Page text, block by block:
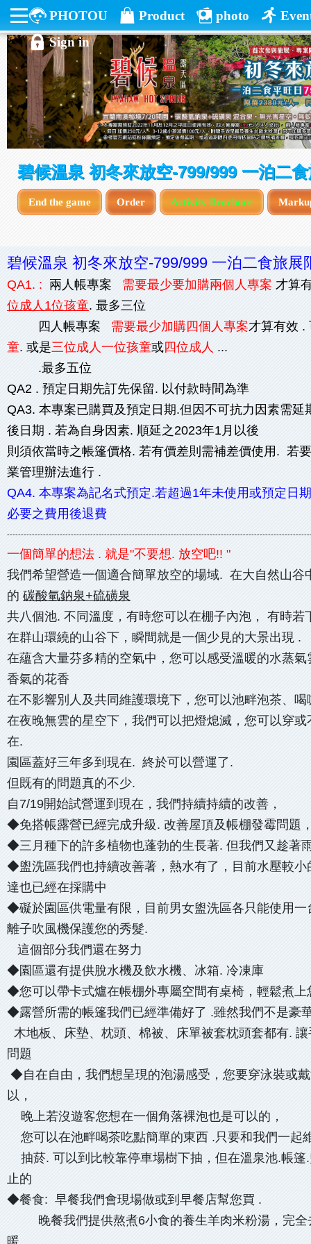
PHOTOU Product photo
Sign in
碧候溫泉 初冬來放空-799/999 一泊二
End the game Order Activity Brochure
碧候溫泉 初冬來放空-799/999 一泊二食旅展
QA1. : 兩人帳專案 需要最少要加購兩個人專案 才算
位成人1位孩童. 最多三位
四人帳專案 需要最少加購四個人專案才算有效 .
童. 或是三位成人一位孩童或四位成人 ...
.最多五位
QA2 . 預定日期先訂先保留. 以付款時間為準
QA3. 本專案已購買及預定日期.但因不可抗力因素需延
後日期 . 若為自身因素. 順延之2023年1月以後
則須依當時之帳篷價格. 若有價差則需補差價使用. 若
業管理辦法進行 .
QA4. 本專案為記名式預定.若超過1年未使用或預定日
必要之費用後退費
一個簡單的想法 . 就是"不要想. 放空吧!! "
我們希望營造一個適合簡單放空的場域. 在大自然山谷
的 碳酸氫鈉泉+硫磺泉
共八個池. 不同溫度，有時您可以在棚子內泡， 有時
在群山環繞的山谷下，瞬間就是一個少見的大景出現 .
在蘊含大量芬多精的空氣中，您可以感受溫暖的水蒸
香氣的花香
在不影響別人及共同維護環境下，您可以池畔泡茶、
在夜晚無雲的星空下，我們可以把燈熄滅，您可以穿
在.
園區蓋好三年多到現在. 終於可以營運了.
但既有的問題真的不少.
自7/19開始試營運到現在，我們持續持續的改善，
◆免搭帳露營已經完成升級. 改善屋頂及帳棚發霉問題
◆三月種下的許多植物也蓬勃的生長著. 但我們又趁著
◆盥洗區我們也持續改善著，熱水有了，目前水壓較小
達也已經在採購中
◆礙於園區供電量有限，目前男女盥洗區各只能使用一
離子吹風機保護您的秀髮.
這個部分我們還在努力
◆園區還有提供脫水機及飲水機、冰箱. 冷凍庫
◆您可以帶卡式爐在帳棚外專屬空間有桌椅，輕鬆煮上
◆露營所需的帳篷我們已經準備好了 .雖然我們不是豪
木地板、床墊、枕頭、棉被、床單被套枕頭套都有.
問題
◆自在自由，我們想呈現的泡湯感受，您要穿泳裝或
以，
晚上若沒遊客您想在一個角落裸泡也是可以的，
您可以在池畔喝茶吃點簡單的東西 .只要和我們一起
抽菸. 可以到比較靠停車場樹下抽，但在溫泉池.帳篷
止的
◆餐食: 早餐我們會現場做或到早餐店幫您買 .
晚餐我們提供熬煮6小食的養生羊肉米粉湯，完全
暖